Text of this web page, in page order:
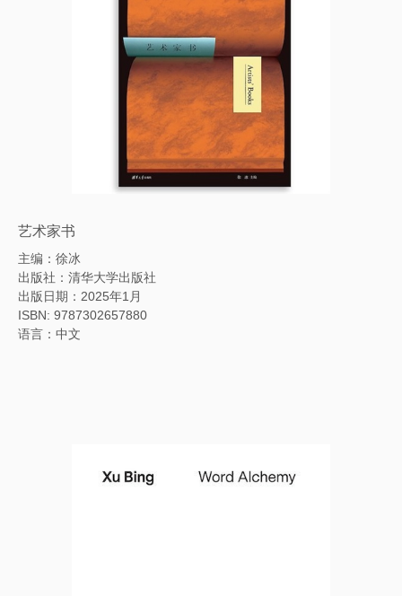
艺术家书
主编：徐冰
出版社：清华大学出版社
出版日期：2025年1月
ISBN: 9787302657880
语言：中文